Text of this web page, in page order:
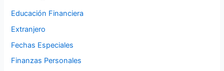
Educación Financiera
Extranjero
Fechas Especiales
Finanzas Personales